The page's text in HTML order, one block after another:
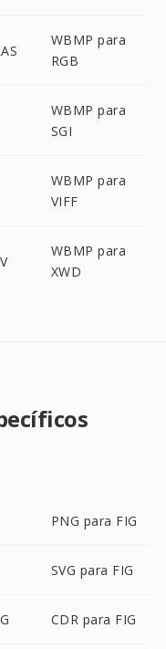
WBMP para
RGB
WBMP para
SGI
WBMP para
VIFF
WBMP para
XWD
PNG para FIG
SVG para FIG
CDR para FIG